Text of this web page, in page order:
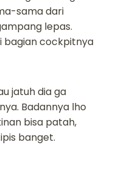
sama dari
lepas.
bagian cockpitnya
jatuh dia ga
Badannya lho
bisa patah,
banget.